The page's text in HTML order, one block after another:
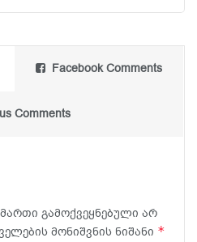
Facebook Comments
Comments
გამოქვეყნებული არ
მონიშვნის ნიშანი *